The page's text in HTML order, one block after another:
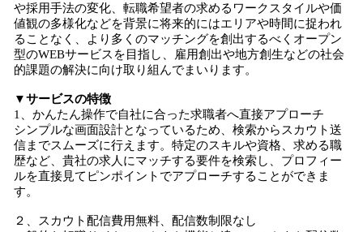
や採用手法の変化、転職希望者の求めるワークスタイルや価
値観の多様化などを背景に将来的にはエリアや時間に捉われ
ることなく、より多くのマッチングを創出するべくオープン
型のWEBサービスを目指し、雇用創出や地方創生などの社会
的課題の解決に向け取り組んでまいります。
▼サービスの特徴
1、かんたん操作で自社に合った求職者へ直接アプローチ
シンプルな画面設計となっているため、検索からスカウト送
信までスムーズに行えます。特定のスキルや資格、求める職
歴など、貴社の求人にマッチする要件を検索し、プロフィー
ルを直接見てピンポイントでアプローチすることができま
す。
２、スカウト配信費用無料、配信数制限なし